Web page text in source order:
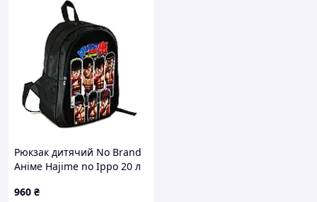
Рюкзак дитячий No Brand
Аніме Hajime no Ippo 20 л
2026
960 ₴